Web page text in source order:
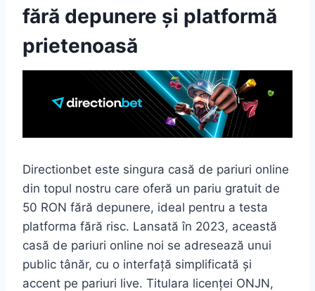
fără depunere și platformă
prietenoasă
Directionbet este singura casă de pariuri online
din topul nostru care oferă un pariu gratuit de
50 RON fără depunere, ideal pentru a testa
platforma fără risc. Lansată în 2023, această
casă de pariuri online noi se adresează unui
public tânăr, cu o interfață simplificată și
accent pe pariuri live. Titulara licenței ONJN,